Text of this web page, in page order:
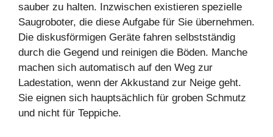
sauber zu halten. Inzwischen existieren spezielle
Saugroboter, die diese Aufgabe für Sie übernehmen.
Die diskusförmigen Geräte fahren selbstständig
durch die Gegend und reinigen die Böden. Manche
machen sich automatisch auf den Weg zur
Ladestation, wenn der Akkustand zur Neige geht.
Sie eignen sich hauptsächlich für groben Schmutz
und nicht für Teppiche.